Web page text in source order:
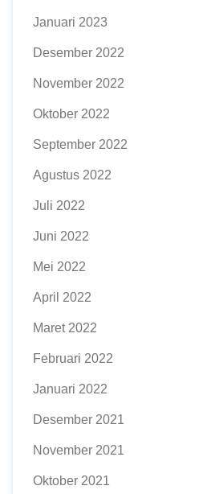
Januari 2023
Desember 2022
November 2022
Oktober 2022
September 2022
Agustus 2022
Juli 2022
Juni 2022
Mei 2022
April 2022
Maret 2022
Februari 2022
Januari 2022
Desember 2021
November 2021
Oktober 2021